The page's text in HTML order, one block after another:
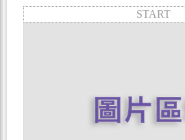
START